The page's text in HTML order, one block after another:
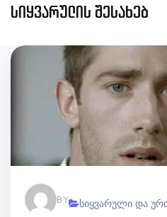
სიყვარულის შესახებ
BY სიყვარული და